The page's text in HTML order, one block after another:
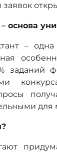
основа
–
заданий